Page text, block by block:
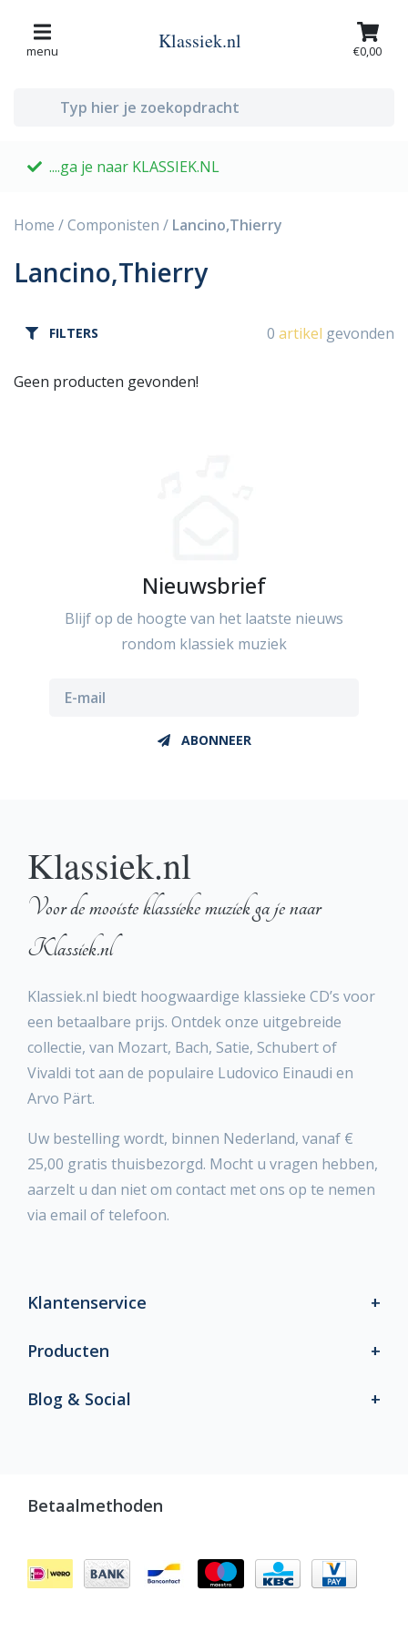
menu Klassiek.nl €0,00
....ga je naar KLASSIEK.NL
Home /Componisten / Lancino,Thierry
Lancino,Thierry
FILTERS 0 artikel gevonden
Geen producten gevonden!
Nieuwsbrief
Blijf op de hoogte van het laatste nieuws
rondom klassiek muziek
ABONNEER
Klassiek.nl
Voor de mooiste klassieke muziek ga je naar
Klassiek.nl
Klassiek.nl biedt hoogwaardige klassieke CD’s voor
een betaalbare prijs. Ontdek onze uitgebreide
collectie, van Mozart, Bach, Satie, Schubert of
Vivaldi tot aan de populaire Ludovico Einaudi en
Arvo Pärt.
Uw bestelling wordt, binnen Nederland, vanaf €
25,00 gratis thuisbezorgd. Mocht u vragen hebben,
aarzelt u dan niet om contact met ons op te nemen
via email of telefoon.
Klantenservice
Producten
Blog & Social
Betaalmethoden